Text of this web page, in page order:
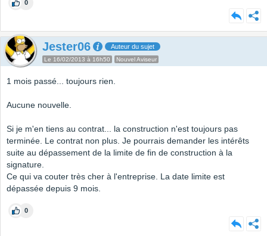
0
Jester06 Auteur du sujet
Le 16/02/2013 à 16h50 Nouvel Aviseur
1 mois passé... toujours rien.
Aucune nouvelle.
Si je m'en tiens au contrat... la construction n'est toujours pas
terminée. Le contrat non plus. Je pourrais demander les intérêts
suite au dépassement de la limite de fin de construction à la
signature.
Ce qui va couter très cher à l'entreprise. La date limite est
dépassée depuis 9 mois.
0